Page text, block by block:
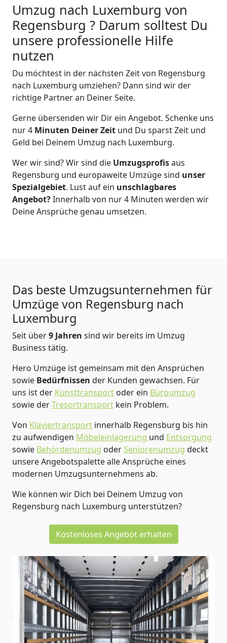
Umzug nach Luxemburg von
Regensburg ? Darum solltest Du
unsere professionelle Hilfe
nutzen
Du möchtest in der nächsten Zeit von Regensburg
nach Luxemburg umziehen? Dann sind wir der
richtige Partner an Deiner Seite.
Gerne übersenden wir Dir ein Angebot. Schenke uns
nur4 Minuten Deiner Zeit und Du sparst Zeit und
Geld bei Deinem Umzug nach Luxemburg.
Wer wir sind? Wir sind die Umzugsprofisaus
Regensburg und europaweite Umzüge sind unser
Spezialgebiet. Lust auf ein unschlagbares
Angebot?Innerhalb von nur4 Minuten werden wir
Deine Ansprüche genau umsetzen.
Das beste Umzugsunternehmen für
Umzüge von Regensburg nach
Luxemburg
Seit über9 Jahren sind wir bereits im Umzug
Business tätig.
Hero Umzüge ist gemeinsam mit den Ansprüchen
sowie Bedürfnissen der Kunden gewachsen. Für
uns ist der Kunsttransport oder ein Büroumzug
sowie derTresortransport kein Problem.
Von Klaviertransport innerhalb Regensburg bis hin
zu aufwendigen Möbeleinlagerung und Entsorgung
sowie Behördenumzug oderSeniorenumzug deckt
unsere Angebotspalette alle Ansprüche eines
modernen Umzugsunternehmens ab.
Wie können wir Dich bei Deinem Umzug von
Regensburg nach Luxemburg unterstützen?
Kostenloses Angebot erhalten